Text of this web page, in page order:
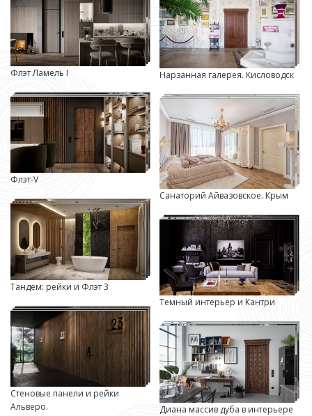
Флэт Ламель I
Флэт-V
Тандем: рейки и Флэт 3
Стеновые панели и рейки
Альверо.
Нарзанная галерея. Кисловодск
Санаторий Айвазовское. Крым
Темный интерьер и Кантри
Диана массив дуба в интерьере